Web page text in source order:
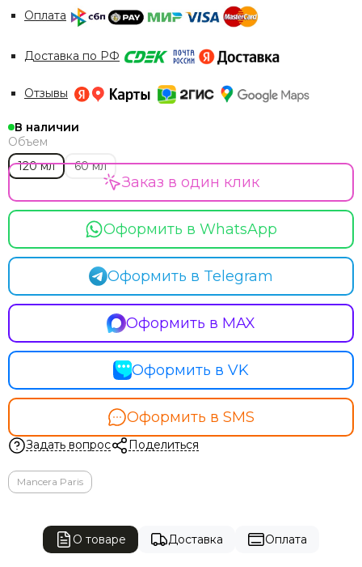
Оплата
Доставка по РФ
Отзывы
В наличии
Объем
120 мл
60 мл
Оформить в WhatsApp
Оформить в Telegram
Оформить в MAX
Оформить в VK
Оформить в SMS
Заказ в один клик
Задать вопрос Поделиться
Mancera Paris
О товаре Доставка Оплата